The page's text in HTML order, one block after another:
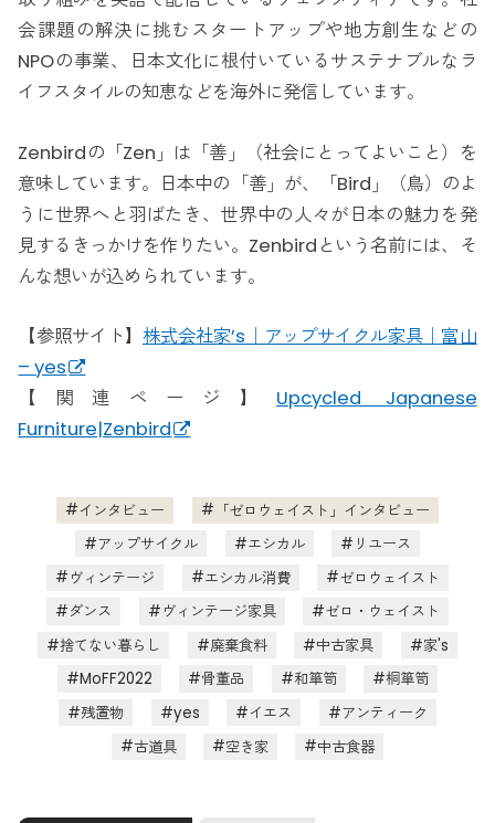
会課題の解決に挑むスタートアップや地方創生などの
NPOの事業、日本文化に根付いているサステナブルなラ
イフスタイルの知恵などを海外に発信しています。
Zenbirdの「Zen」は「善」（社会にとってよいこと）を
意味しています。日本中の「善」が、「Bird」（鳥）のよ
うに世界へと羽ばたき、世界中の人々が日本の魅力を発
見するきっかけを作りたい。Zenbirdという名前には、そ
んな想いが込められています。
【参照サイト】株式会社家’s｜アップサイクル家具｜富山
– yes
【関連ページ】 Upcycled Japanese
Furniture|Zenbird
インタビュー
「ゼロウェイスト」インタビュー
アップサイクル
エシカル
リユース
ヴィンテージ
エシカル消費
ゼロウェイスト
ダンス
ヴィンテージ家具
ゼロ・ウェイスト
捨てない暮らし
廃棄食料 中古家具
家's
MoFF2022
骨董品 和箪笥
桐箪笥
残置物
yes イエス
アンティーク
古道具
空き家 中古食器